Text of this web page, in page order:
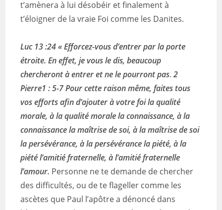
t’amènera à lui désobéir et finalement à
t’éloigner de la vraie Foi comme les Danites.
Luc 13 :24 « Efforcez-vous d’entrer par la porte
étroite. En effet, je vous le dis, beaucoup
chercheront à entrer et ne le pourront pas.2
Pierre1 : 5-7 Pour cette raison même, faites tous
vos efforts afin d’ajouter à votre foi la qualité
morale, à la qualité morale la connaissance, à la
connaissance la maîtrise de soi, à la maîtrise de soi
la persévérance, à la persévérance la piété, à la
piété l’amitié fraternelle, à l’amitié fraternelle
l’amour. Personne ne te demande de chercher
des difficultés, ou de te flageller comme les
ascètes que Paul l’apôtre a dénoncé dans